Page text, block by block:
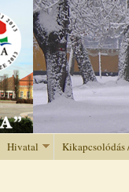
Hivatal Kikapcsolódás